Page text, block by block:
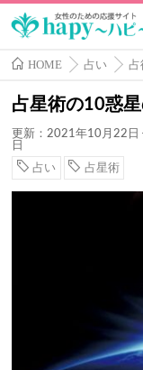
HOME 占い 占
占星術の10惑
更新：2021年10月22日
日
占い
占星術